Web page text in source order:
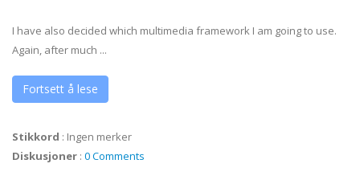
I have also decided which multimedia framework I am going to use.
Again, after much ...
Fortsett å lese
Stikkord : Ingen merker
Diskusjoner : 0 Comments